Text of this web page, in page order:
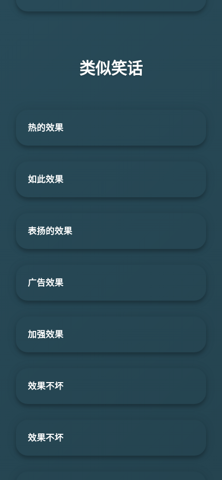
类似笑话
热的效果
如此效果
表扬的效果
广告效果
加强效果
效果不坏
效果不坏